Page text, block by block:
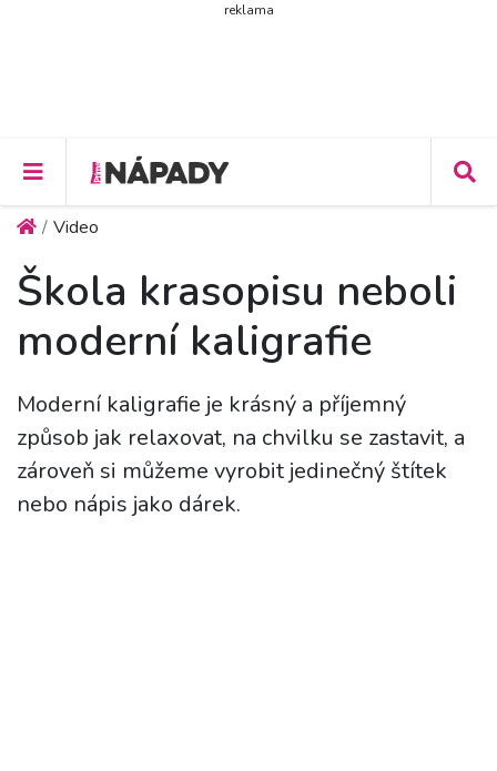
reklama
Video
Škola krasopisu neboli
moderní kaligrafie
Moderní kaligrafie je krásný a příjemný
způsob jak relaxovat, na chvilku se zastavit, a
zároveň si můžeme vyrobit jedinečný štítek
nebo nápis jako dárek.